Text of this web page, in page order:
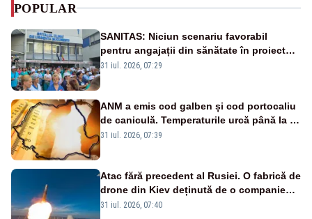
POPULAR
SANITAS: Niciun scenariu favorabil
pentru angajații din sănătate în proiectul
Legii salarizării
31 iul. 2026, 07:29
ANM a emis cod galben și cod portocaliu
de caniculă. Temperaturile urcă până la 38
de grade, iar nopțile devin tropicale
31 iul. 2026, 07:39
Atac fără precedent al Rusiei. O fabrică de
drone din Kiev deținută de o companie
americană, distrusă de o rachetă
31 iul. 2026, 07:40